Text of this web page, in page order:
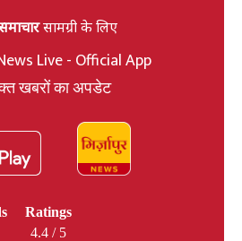
सामग्री के लिए
Live - Official App
खबरों का अपडेट
Ratings
4.4 / 5